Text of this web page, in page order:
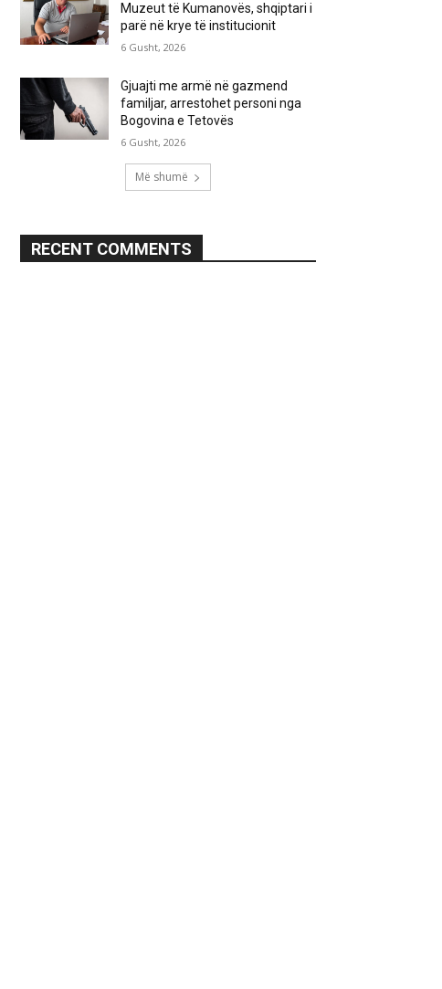
Muzeut të Kumanovës, shqiptari i
parë në krye të institucionit
6 Gusht, 2026
Gjuajti me armë në gazmend
familjar, arrestohet personi nga
Bogovina e Tetovës
6 Gusht, 2026
Më shumë
RECENT COMMENTS